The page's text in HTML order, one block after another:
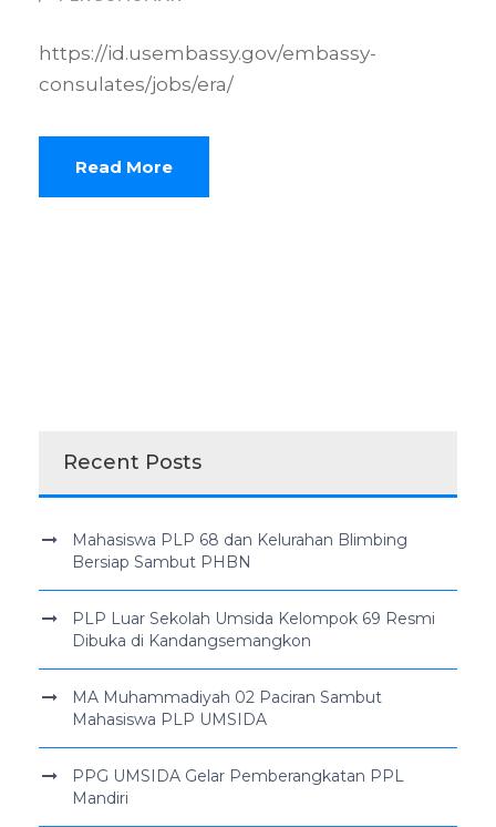
https://id.usembassy.gov/embassy-
consulates/jobs/era/
Read More
Recent Posts
Mahasiswa PLP 68 dan Kelurahan Blimbing
Bersiap Sambut PHBN
PLP Luar Sekolah Umsida Kelompok 69 Resmi
Dibuka di Kandangsemangkon
MA Muhammadiyah 02 Paciran Sambut
Mahasiswa PLP UMSIDA
PPG UMSIDA Gelar Pemberangkatan PPL
Mandiri